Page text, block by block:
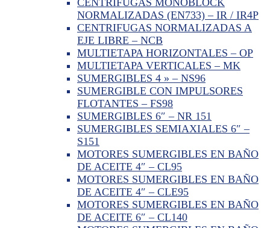
NORMALIZADAS (EN733) – IR / IR4P
CENTRIFUGAS NORMALIZADAS A
EJE LIBRE – NCB
MULTIETAPA HORIZONTALES – OP
MULTIETAPA VERTICALES – MK
SUMERGIBLES 4 » – NS96
SUMERGIBLE CON IMPULSORES
FLOTANTES – FS98
SUMERGIBLES 6″ – NR 151
SUMERGIBLES SEMIAXIALES 6″ –
S151
MOTORES SUMERGIBLES EN BAÑO
DE ACEITE 4″ – CL95
MOTORES SUMERGIBLES EN BAÑO
DE ACEITE 4″ – CLE95
MOTORES SUMERGIBLES EN BAÑO
DE ACEITE 6″ – CL140